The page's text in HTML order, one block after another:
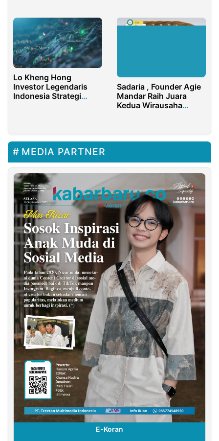
Lo Kheng Hong
Investor Legendaris
Indonesia Strategi
Sadaria , Founder Agie
Mandar Raih Juara
Kedua Wirausaha
MEDIA PARTNER
E-Koran